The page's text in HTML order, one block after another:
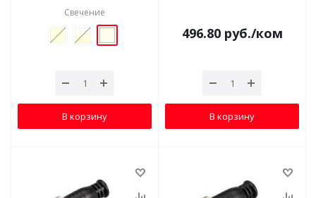
Свечение
В корзину
496.80руб./ком
В корзину